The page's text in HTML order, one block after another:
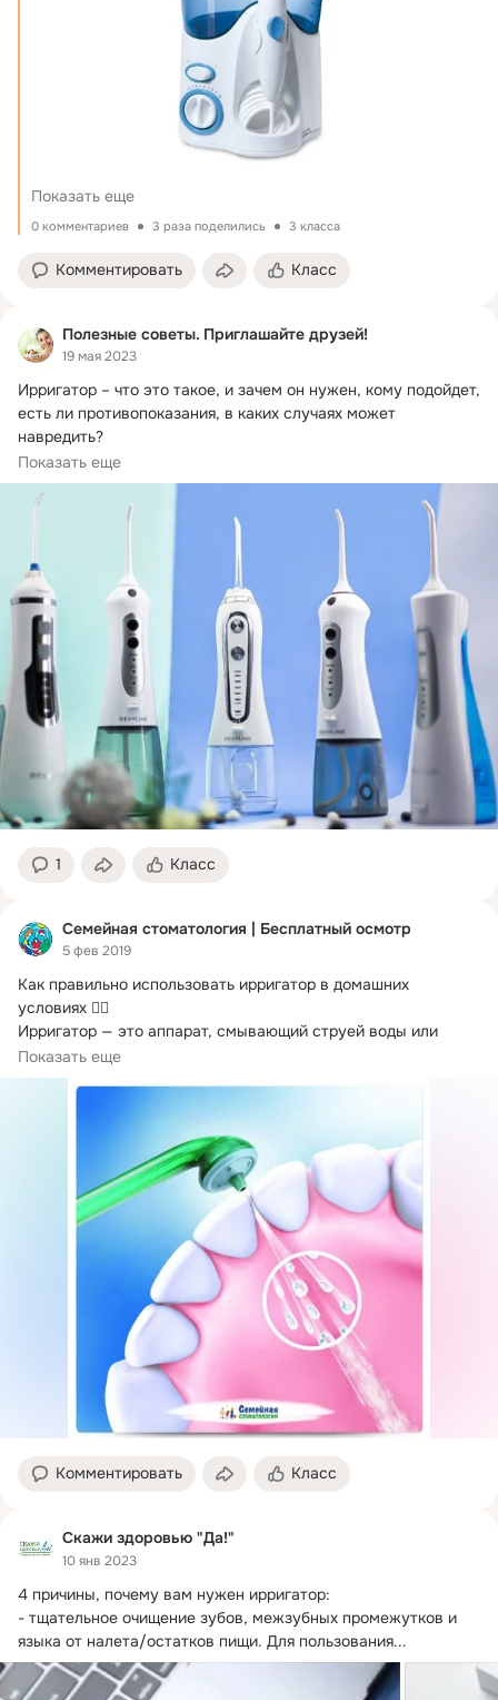
Показать еще
0 комментариев 3 раза поделились 3 класса
Комментировать Класс
Полезные советы. Приглашайте друзей!
19 мая 2023
Ирригатор – что это такое, и зачем он нужен, кому подойдет,
есть ли противопоказания, в каких случаях может
навредить?
Тем, кто тщательно...
Показать еще
1 Класс
Семейная стоматология | Бесплатный осмотр
5 фев 2019
Как правильно использовать ирригатор в домашних
условиях 👍🏼
Ирригатор — это аппарат, смывающий струей воды или
лекарственного препарата налет и остатки пищи даже из
труднодоступных зон полости рта.
Показать еще
Комментировать Класс
Скажи здоровью "Да!"
10 янв 2023
4 причины, почему вам нужен ирригатор:
- тщательное очищение зубов, межзубных промежутков и
языка от налета/остатков пищи. Для пользования...